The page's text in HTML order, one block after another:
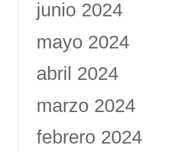
junio 2024
mayo 2024
abril 2024
marzo 2024
febrero 2024